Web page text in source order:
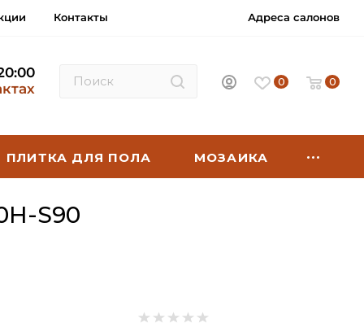
Контакты Адреса салонов
0 0
ПЛИТКА ДЛЯ ПОЛА МОЗАИКА
S90